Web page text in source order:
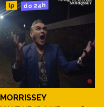
lp do 24h
MORRISSEY